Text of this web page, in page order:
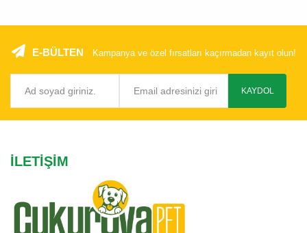
E-BÜLTEN Kampanya ve özel fırsatları kaçırmadan kayıt olun!
KAYDOL
İLETIŞIM